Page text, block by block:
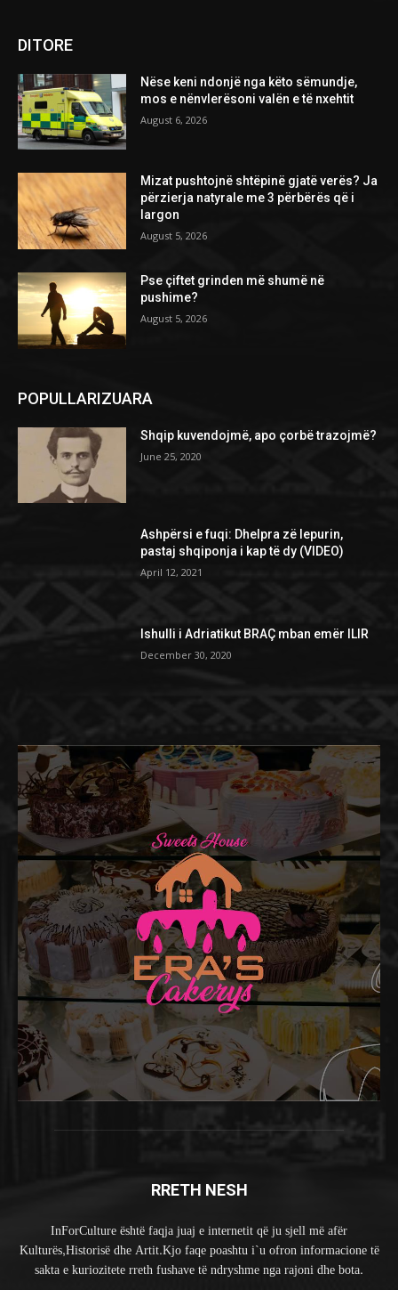
DITORE
Nëse keni ndonjë nga këto sëmundje,
mos e nënvlerësoni valën e të nxehtit
August 6, 2026
Mizat pushtojnë shtëpinë gjatë verës? Ja
përzierja natyrale me 3 përbërës që i
largon
August 5, 2026
Pse çiftet grinden më shumë në
pushime?
August 5, 2026
POPULLARIZUARA
Shqip kuvendojmë, apo çorbë trazojmë?
June 25, 2020
Ashpërsi e fuqi: Dhelpra zë lepurin,
pastaj shqiponja i kap të dy (VIDEO)
April 12, 2021
Ishulli i Adriatikut BRAÇ mban emër ILIR
December 30, 2020
RRETH NESH
InForCulture është faqja juaj e internetit që ju sjell më afër
Kulturës,Historisë dhe Artit.Kjo faqe poashtu i`u ofron informacione të
sakta e kuriozitete rreth fushave të ndryshme nga rajoni dhe bota.